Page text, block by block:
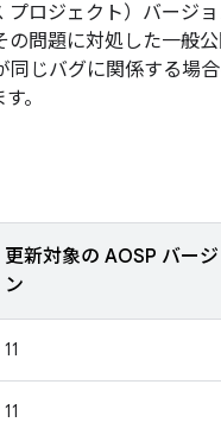
プロジェクト）バージ
の問題に対処した一般
じバグに関係する場合
。
更新対象の AOSP バージ
ン
11
11